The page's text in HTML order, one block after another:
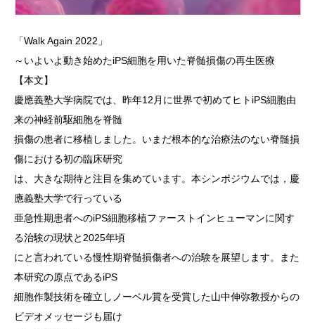
「Walk Again 2022」
～いよいよ動き始めたiPS細胞を用いた脊髄損傷の再生医療
【本文】
慶應義塾大学病院では、昨年12月に世界で初めてヒトiPS細胞由
来の神経前駆細胞を脊髄
損傷の患者に移植しました。いまだ根本的な治療法のない脊髄損
傷における初の臨床研究
は、大きな期待と注目を集めています。本シンポジウムでは，慶
應義塾大学で行っている
亜急性期患者へのiPS細胞移植ファーストインヒューマンに関す
る治験の現状と2025年頃
にと言われている慢性期脊髄損傷者への治験を展望します。また
本研究の原点であるiPS
細胞作製技術を確立しノーベル賞を受賞した山中伸弥教授からの
ビデオメッセージも届け